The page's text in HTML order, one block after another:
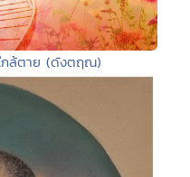
กล้ตาย (ดังตฤณ)